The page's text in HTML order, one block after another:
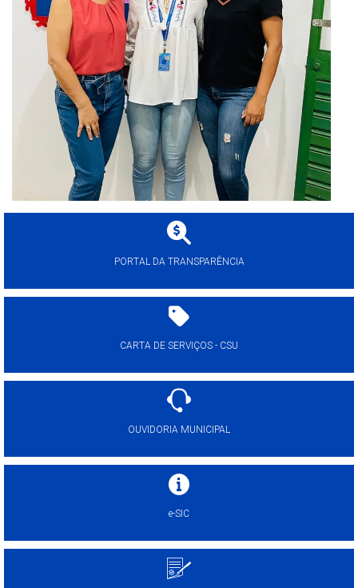
PORTAL DA TRANSPARÊNCIA
CARTA DE SERVIÇOS - CSU
OUVIDORIA MUNICIPAL
e-SIC